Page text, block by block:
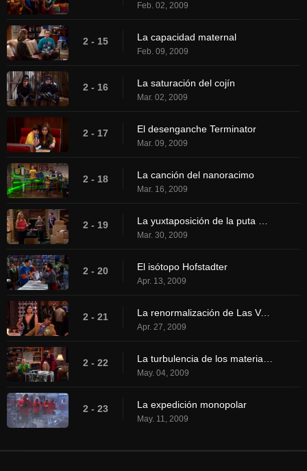
Feb. 02, 2009
2 - 15 La capacidad maternal
Feb. 09, 2009
2 - 16 La saturación del cojín
Mar. 02, 2009
2 - 17 El desenganche Terminator
Mar. 09, 2009
2 - 18 La canción del nanoracimo
Mar. 16, 2009
2 - 19 La yuxtaposición de la puta muerta
Mar. 30, 2009
2 - 20 El isótopo Hofstadter
Apr. 13, 2009
2 - 21 La renormalización de Las Vegas
Apr. 27, 2009
2 - 22 La turbulencia de los materiales clasificados
May. 04, 2009
2 - 23 La expedición monopolar
May. 11, 2009